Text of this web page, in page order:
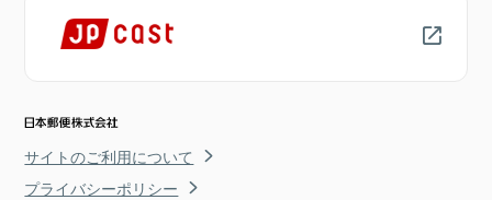
サイトのご利用について
プライバシーポリシー